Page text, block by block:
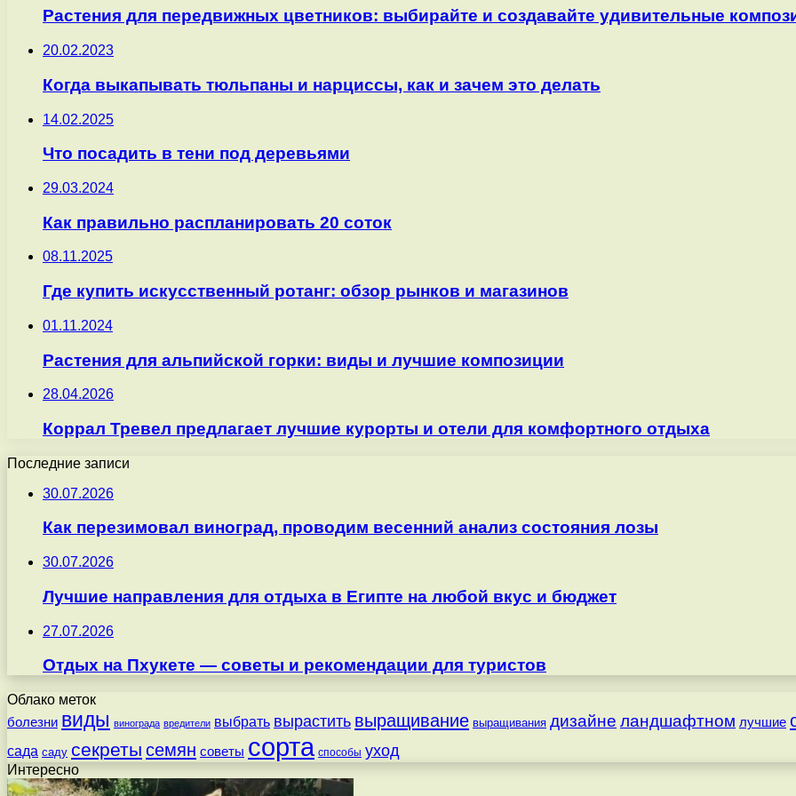
Растения для передвижных цветников: выбирайте и создавайте удивительные
20.02.2023
Когда выкапывать тюльпаны и нарциссы, как и зачем это делать
14.02.2025
Что посадить в тени под деревьями
29.03.2024
Как правильно распланировать 20 соток
08.11.2025
Где купить искусственный ротанг: обзор рынков и магазинов
01.11.2024
Растения для альпийской горки: виды и лучшие композиции
28.04.2026
Коррал Тревел предлагает лучшие курорты и отели для комфортного отдыха
Последние записи
30.07.2026
Как перезимовал виноград, проводим весенний анализ состояния лозы
30.07.2026
Лучшие направления для отдыха в Египте на любой вкус и бюджет
27.07.2026
Отдых на Пхукете — советы и рекомендации для туристов
Облако меток
болезни виды винограда вредители выбрать вырастить выращивание выращивания дизайне ландшафтном лучшие
сада саду секреты семян советы сорта способы уход
Интересно